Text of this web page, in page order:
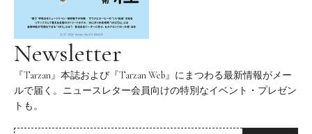
Newsletter
『Tarzan』本誌および『Tarzan Web』にまつわる最新情報がメー
ルで届く。ニュースレター会員向けの特別なイベント・プレゼン
トも。